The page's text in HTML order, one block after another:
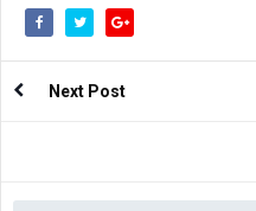
Next Post